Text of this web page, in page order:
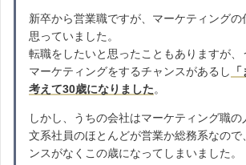
新卒から営業職ですが、マーケティングの
思っていました。
転職をしたいと思ったこともありますが、
マーケティングをするチャンスがあるし
考えて30歳になりました。
しかし、うちの会社はマーケティング職の
文系社員のほとんどが営業か総務系なので
ンスがなくこの歳になってしまいました。